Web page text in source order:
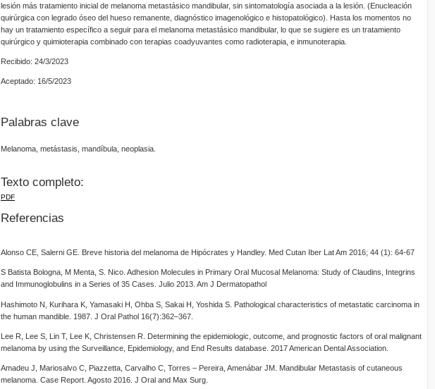
lesión más tratamiento inicial de melanoma metastásico mandibular, sin sintomatología asociada a la lesión. (Enucleación
quirúrgica con legrado óseo del hueso remanente, diagnóstico imagenológico e histopatológico). Hasta los momentos no
hay un tratamiento específico a seguir para el melanoma metastásico mandibular, lo que se sugiere es un tratamiento
quirúrgico y quimioterapia combinado con terapias coadyuvantes como radioterapia, e inmunoterapia.
Recibido: 24/3/2023
Aceptado: 16/5/2023
Palabras clave
Melanoma, metástasis, mandíbula, neoplasia.
Texto completo:
PDF
Referencias
Alonso CE, Salerni GE. Breve historia del melanoma de Hipócrates y Handley. Med Cutan Iber Lat Am 2016; 44 (1): 64-67
S Batista Bologna, M Menta, S. Nico. Adhesion Molecules in Primary Oral Mucosal Melanoma: Study of Claudins, Integrins
and Immunoglobulins in a Series of 35 Cases. Julio 2013. Am J Dermatopathol
Hashimoto N, Kurihara K, Yamasaki H, Ohba S, Sakai H, Yoshida S. Pathological characteristics of metastatic carcinoma in
the human mandible. 1987. J Oral Pathol 16(7):362–367.
Lee R, Lee S, Lin T, Lee K, Christensen R. Determining the epidemiologic, outcome, and prognostic factors of oral malignant
melanoma by using the Surveillance, Epidemiology, and End Results database. 2017 American Dental Association.
Amadeu J, Mariosalvo C, Piazzetta, Carvalho C, Torres – Pereira, Amenábar JM. Mandibular Metastasis of cutaneous
melanoma. Case Report. Agosto 2016. J Oral and Max Surg.